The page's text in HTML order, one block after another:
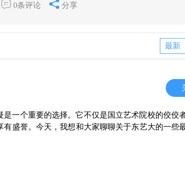
0条评论 分享
最新
一个重要的选择。它不仅是国立艺术院校的佼佼
盛誉。今天，我想和大家聊聊关于东艺大的一些